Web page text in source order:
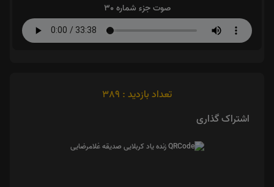
صوت جزء شماره 30
تعداد بازدید : 389
اشتراک گذاری